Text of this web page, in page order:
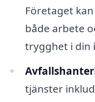
Företaget
både arbete
trygghet i din
tjänster